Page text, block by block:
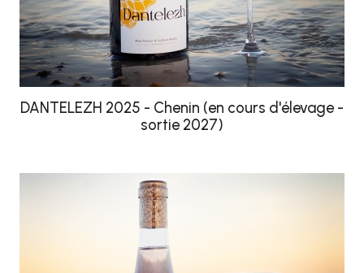
DANTELEZH 2025 - Chenin (en cours d'élevage -
sortie 2027)